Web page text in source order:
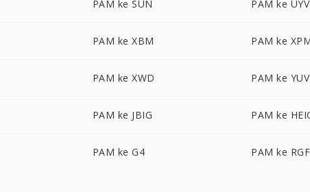
PAM ke SUN PAM ke
PAM ke XBM PAM ke
PAM ke XWD PAM ke YUV
PAM ke JBIG PAM ke
PAM ke G4 PAM ke RGF